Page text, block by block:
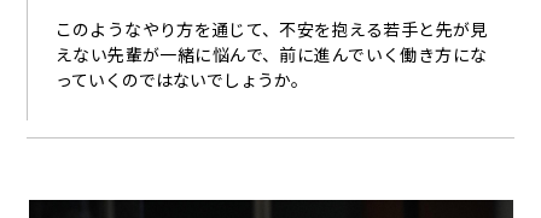
このようなやり方を通じて、不安を抱える若手と先が見
えない先輩が一緒に悩んで、前に進んでいく働き方にな
っていくのではないでしょうか。